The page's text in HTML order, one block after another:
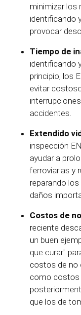
minimizar los
identificando
provocar
Tiempo de
identificando
principio, los
evitar
accidentes.
Extendido
inspección
ayudar a
ferroviarias y
reparando
daños
Costos de
reciente
un buen
que curar"
costos de no
como costos
que los de